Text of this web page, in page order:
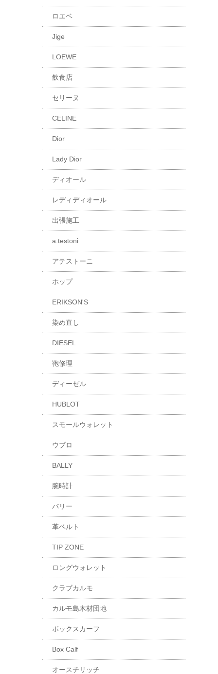
ロエベ
Jige
LOEWE
飲食店
セリーヌ
CELINE
Dior
Lady Dior
ディオール
レディディオール
出張施工
a.testoni
アテストーニ
ホップ
ERIKSON'S
染め直し
DIESEL
鞄修理
ディーゼル
HUBLOT
スモールウォレット
ウブロ
BALLY
腕時計
バリー
革ベルト
TIP ZONE
ロングウォレット
クラブカルモ
カルモ島木材団地
ボックスカーフ
Box Calf
オースチリッチ